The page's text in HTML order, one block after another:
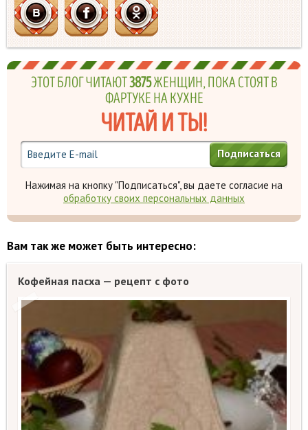
ЭТОТ БЛОГ ЧИТАЮТ3875ЖЕНЩИН, ПОКА СТОЯТ В
ФАРТУКЕ НА КУХНЕ
ЧИТАЙ И ТЫ!
Подписаться
Нажимая на кнопку "Подписаться", вы даете согласие на
обработку своих персональных данных
Вам так же может быть интересно:
Кофейная пасха — рецепт с фото